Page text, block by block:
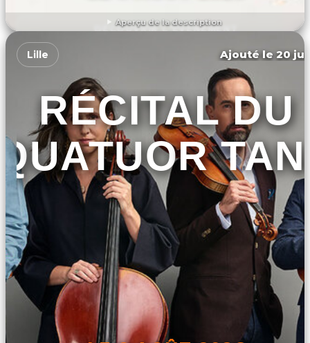
Aperçu de la description
DÉCOUVRIR L'ÉVÉNEMENT
Lille Ajouté le 20
RÉCITAL DU